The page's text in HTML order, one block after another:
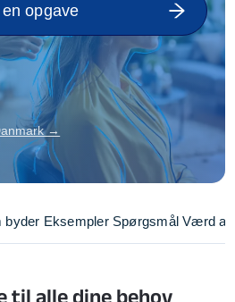
opgave
→
byder Eksempler Spørgsmål Værd at
til alle dine behov